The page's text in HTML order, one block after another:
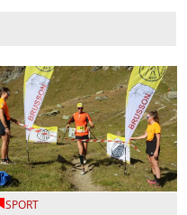
SPORT